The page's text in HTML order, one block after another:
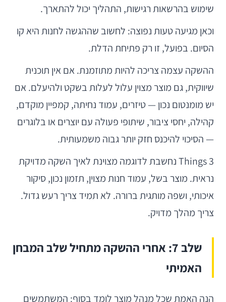
שימוש בהרשאות רגישות, התהליך יכול להתארך.
וכאן מגיעה טעות נפוצה: לחשוב שההגשה לחנות היא קו
הסיום. בפועל, זו רק פתיחת הדלת.
ההשקה עצמה צריכה להיות מתוזמנת. אם אין תוכנית
שיווקית, גם מוצר מצוין עלול לעלות בשקט ולהיעלם. אם
יש מומנטום נכון — טיזרים, עמוד נחיתה, קמפיין מוקדם,
קהילה, יחסי ציבור, שיתופי פעולה עם יוצרים או בלוגרים
— הסיכוי להיכנס חזק יותר גבוה משמעותית.
Things 3 נחשבת לדוגמה מצוינת לאיך השקה מדויקת
נראית. מוצר בשל, עמוד חנות מצוין, תזמון נכון, סיקור
איכותי, ושפה מותגית ברורה. לא תמיד צריך רעש גדול.
צריך מהלך מדויק.
שלב 7: אחרי ההשקה מתחיל שלב המבחן
האמיתי
הנה האמת שכל מנהל מוצר לומד בסוף: המשתמשים